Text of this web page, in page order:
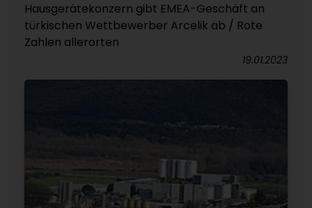
Hausgerätekonzern gibt EMEA-Geschäft an
türkischen Wettbewerber Arcelik ab / Rote
Zahlen allerorten
19.01.2023